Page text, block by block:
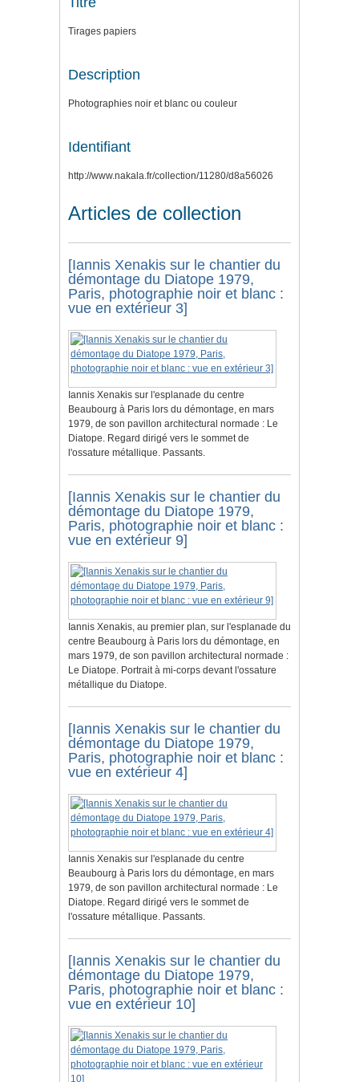
Tirages papiers
Description
Photographies noir et blanc ou couleur
Identifiant
http://www.nakala.fr/collection/11280/d8a56026
Articles de collection
[Iannis Xenakis sur le chantier du
démontage du Diatope 1979,
Paris, photographie noir et blanc :
vue en extérieur 3]
Iannis Xenakis sur l'esplanade du centre
Beaubourg à Paris lors du démontage, en mars
1979, de son pavillon architectural normade : Le
Diatope. Regard dirigé vers le sommet de
l'ossature métallique. Passants.
[Iannis Xenakis sur le chantier du
démontage du Diatope 1979,
Paris, photographie noir et blanc :
vue en extérieur 9]
Iannis Xenakis, au premier plan, sur l'esplanade du
centre Beaubourg à Paris lors du démontage, en
mars 1979, de son pavillon architectural normade :
Le Diatope. Portrait à mi-corps devant l'ossature
métallique du Diatope.
[Iannis Xenakis sur le chantier du
démontage du Diatope 1979,
Paris, photographie noir et blanc :
vue en extérieur 4]
Iannis Xenakis sur l'esplanade du centre
Beaubourg à Paris lors du démontage, en mars
1979, de son pavillon architectural normade : Le
Diatope. Regard dirigé vers le sommet de
l'ossature métallique. Passants.
[Iannis Xenakis sur le chantier du
démontage du Diatope 1979,
Paris, photographie noir et blanc :
vue en extérieur 10]